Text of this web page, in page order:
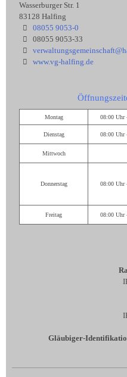
Wasserburger Str. 1
83128 Halfing
08055 9053-0
08055 9053-33
www.vg-halfing.de
Montag 08:00 Uhr
Dienstag 08:00 Uhr
Mittwoch
Donnerstag 08:00 Uhr
Freitag 08:00 Uhr
Gläubiger-